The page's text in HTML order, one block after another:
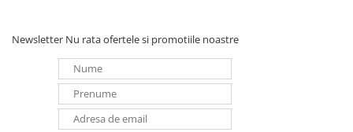
Intrerupatoare si prize
Newsletter Nu rata ofertele si promotiile noastre